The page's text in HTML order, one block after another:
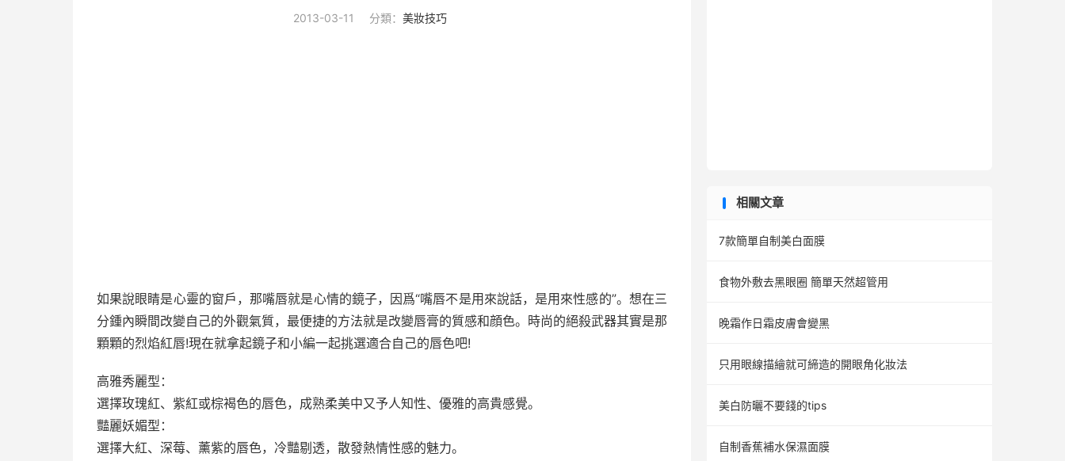
2013-03-11 分類： 美妝技巧
如果說眼睛是心靈的窗戶，那嘴唇就是心情的鏡子，因爲“嘴唇不是用來說話，是用來性感的”。想在三
分鍾內瞬間改變自己的外觀氣質，最便捷的方法就是改變唇膏的質感和顔色。時尚的絕殺武器其實是那
顆顆的烈焰紅唇!現在就拿起鏡子和小編一起挑選適合自己的唇色吧!
高雅秀麗型：
選擇玫瑰紅、紫紅或棕褐色的唇色，成熟柔美中又予人知性、優雅的高貴感覺。
豔麗妖媚型：
選擇大紅、深莓、薰紫的唇色，冷豔剔透，散發熱情性感的魅力。
相關文章
7款簡單自制美白面膜
食物外敷去黑眼圈 簡單天然超管用
晚霜作日霜皮膚會變黑
只用眼線描繪就可締造的開眼角化妝法
美白防曬不要錢的tips
自制香蕉補水保濕面膜